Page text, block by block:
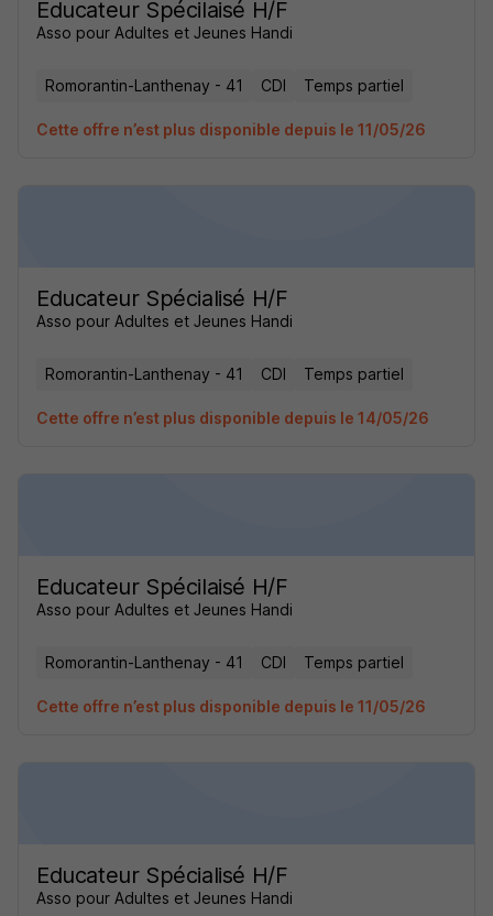
Educateur Spécilaisé H/F
Asso pour Adultes et Jeunes Handi
Romorantin-Lanthenay - 41 CDI Temps partiel
Cette offre n’est plus disponible depuis le 11/05/26
Educateur Spécialisé H/F
Asso pour Adultes et Jeunes Handi
Romorantin-Lanthenay - 41 CDI Temps partiel
Cette offre n’est plus disponible depuis le 14/05/26
Educateur Spécilaisé H/F
Asso pour Adultes et Jeunes Handi
Romorantin-Lanthenay - 41 CDI Temps partiel
Cette offre n’est plus disponible depuis le 11/05/26
Educateur Spécialisé H/F
Asso pour Adultes et Jeunes Handi